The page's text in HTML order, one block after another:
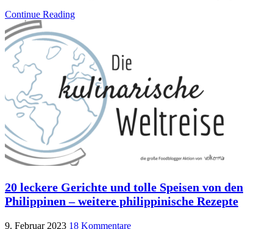
Continue Reading
20 leckere Gerichte und tolle Speisen von den
Philippinen – weitere philippinische Rezepte
9. Februar 2023 18 Kommentare